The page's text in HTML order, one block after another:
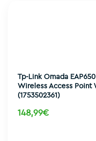
Tp-Link Omada
Wireless Access Point
(1753502361)
148,99€